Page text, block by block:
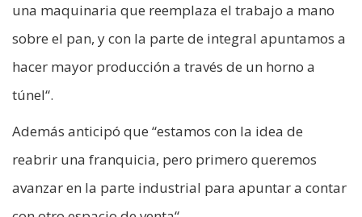
una maquinaria que reemplaza el trabajo a mano
sobre el pan, y con la parte de integral apuntamos a
hacer mayor producción a través de un horno a
túnel“.
Además anticipó que “estamos con la idea de
reabrir una franquicia, pero primero queremos
avanzar en la parte industrial para apuntar a contar